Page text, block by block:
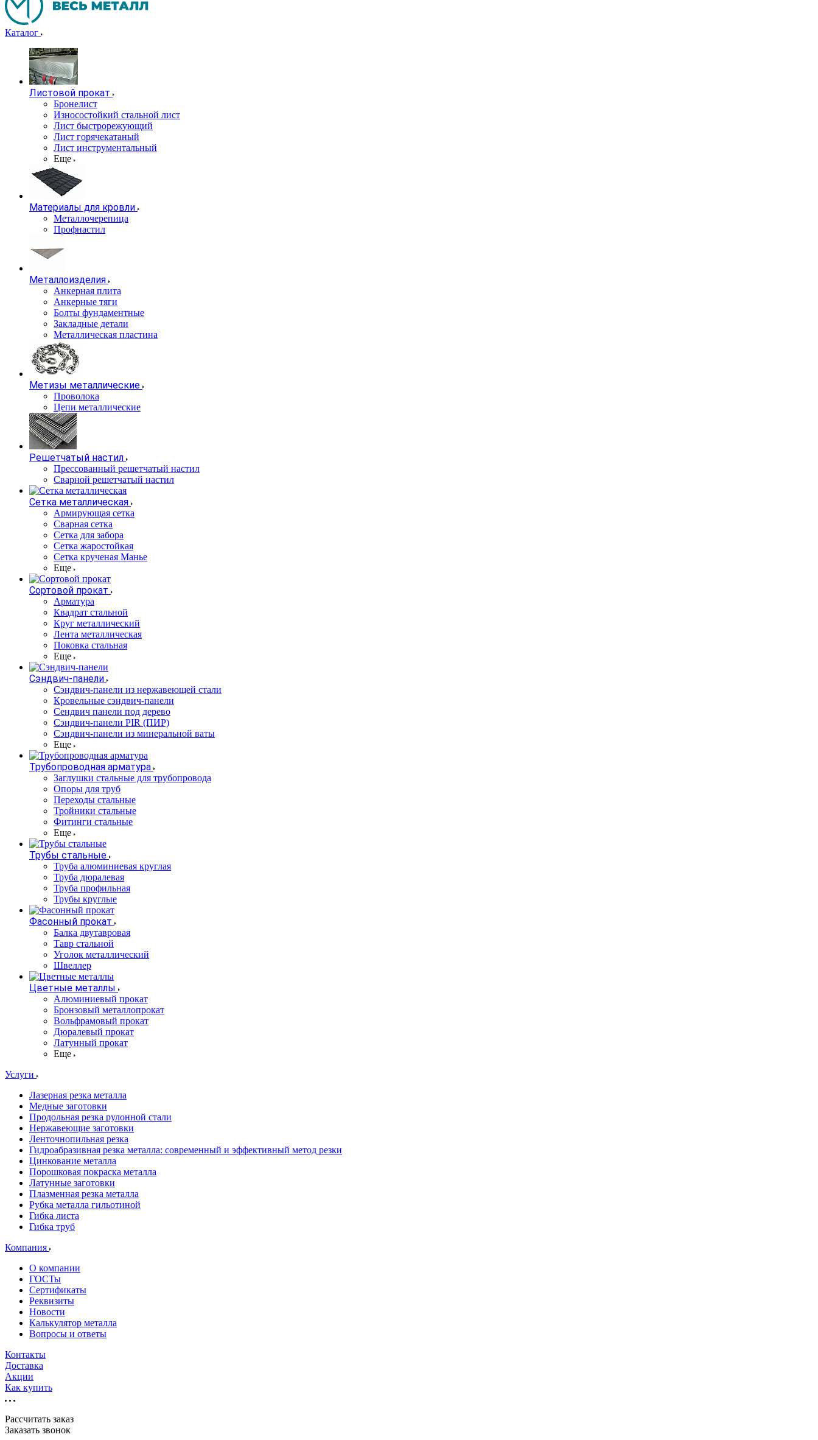
Каталог
Листовой прокат
Бронелист
Износостойкий стальной лист
Лист быстрорежующий
Лист горячекатаный
Лист инструментальный
Еще
Материалы для кровли
Металлочерепица
Профнастил
Металлоизделия
Анкерная плита
Анкерные тяги
Болты фундаментные
Закладные детали
Металлическая пластина
Метизы металлические
Проволока
Цепи металлические
Решетчатый настил
Прессованный решетчатый настил
Сварной решетчатый настил
Сетка металлическая
Армирующая сетка
Сварная сетка
Сетка для забора
Сетка жаростойкая
Сетка крученая Манье
Еще
Сортовой прокат
Арматура
Квадрат стальной
Круг металлический
Лента металлическая
Поковка стальная
Еще
Сэндвич-панели
Cэндвич-панели из нержавеющей стали
Кровельные сэндвич-панели
Сендвич панели под дерево
Сэндвич-панели PIR (ПИР)
Сэндвич-панели из минеральной ваты
Еще
Трубопроводная арматура
Заглушки стальные для трубопровода
Опоры для труб
Переходы стальные
Тройники стальные
Фитинги стальные
Еще
Трубы стальные
Труба алюминиевая круглая
Труба дюралевая
Труба профильная
Трубы круглые
Фасонный прокат
Балка двутавровая
Тавр стальной
Уголок металлический
Швеллер
Цветные металлы
Алюминиевый прокат
Бронзовый металлопрокат
Вольфрамовый прокат
Дюралевый прокат
Латунный прокат
Еще
Услуги
Лазерная резка металла
Медные заготовки
Продольная резка рулонной стали
Нержавеющие заготовки
Ленточнопильная резка
Гидроабразивная резка металла: современный и эффективный метод резки
Цинкование металла
Порошковая покраска металла
Латунные заготовки
Плазменная резка металла
Рубка металла гильотиной
Гибка листа
Гибка труб
Компания
О компании
ГОСТы
Сертификаты
Реквизиты
Новости
Калькулятор металла
Вопросы и ответы
Контакты
Доставка
Акции
Как купить
Рассчитать заказ
Заказать звонок